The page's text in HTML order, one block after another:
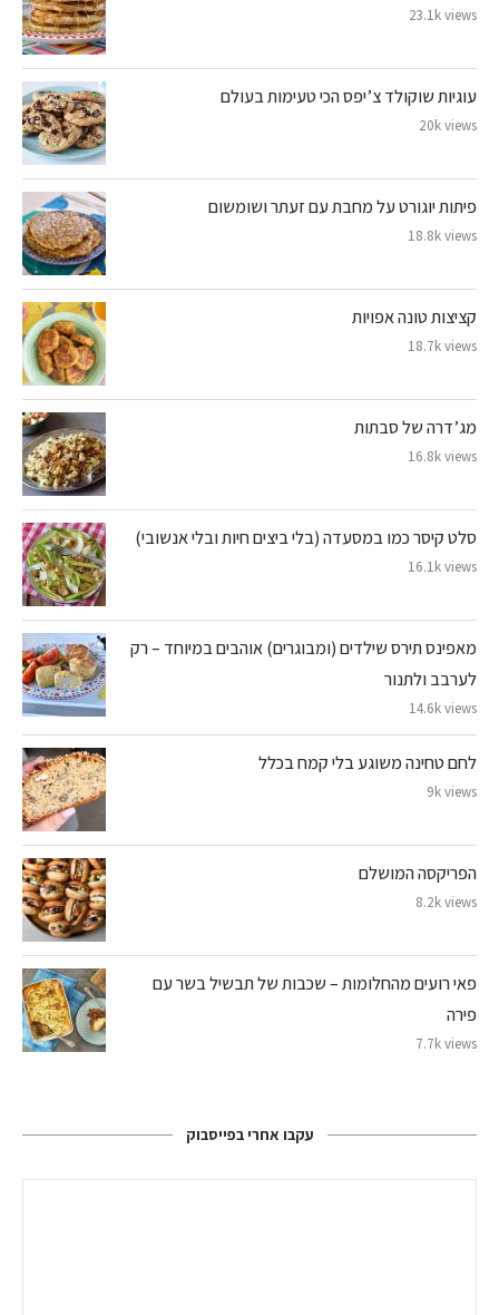
23.1k views
עוגיות שוקולד צ’יפס הכי טעימות בעולם
20k views
פיתות יוגורט על מחבת עם זעתר ושומשום
18.8k views
קציצות טונה אפויות
18.7k views
מג’דרה של סבתות
16.8k views
סלט קיסר כמו במסעדה (בלי ביצים חיות ובלי אנשובי)
16.1k views
מאפינס תירס שילדים (ומבוגרים) אוהבים במיוחד – רק
לערבב ולתנור
14.6k views
לחם טחינה משוגע בלי קמח בכלל
9k views
הפריקסה המושלם
8.2k views
פאי רועים מהחלומות – שכבות של תבשיל בשר עם
פירה
7.7k views
עקבו אחרי בפייסבוק